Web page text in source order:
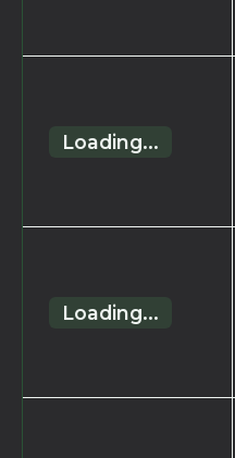
Loading...
Loading...